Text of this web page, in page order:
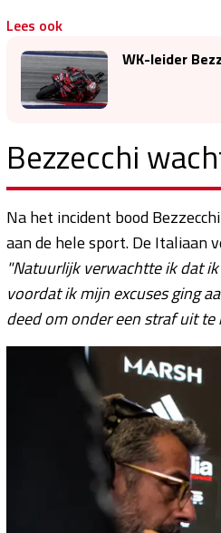
Lees ook
WK-leider
Bezzecchi
Na het incident bood
aan de hele sport. De
"Natuurlijk verwachtte ik dat
voordat ik mijn excuses ging
deed om onder een straf uit te